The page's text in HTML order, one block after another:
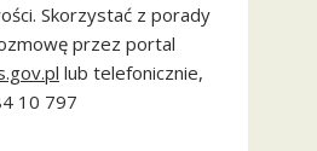
Skorzystać z porady
przez portal
lub telefonicznie,
10 797